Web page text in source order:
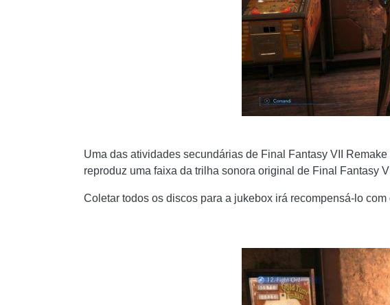
Uma das atividades secundárias de Final Fantasy VII
reproduz uma faixa da trilha sonora original de Final Fantasy
Coletar todos os discos para a jukebox irá recompensá-lo com